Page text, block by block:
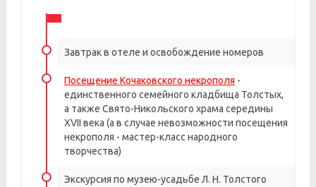
Завтрак в отеле и освобождение номеров
Посещение Кочаковского некрополя -
единственного семейного кладбища Толстых,
а также Свято-Никольского храма середины
XVII века (а в случае невозможности посещения
некрополя - мастер-класс народного
творчества)
Экскурсия по музею-усадьбе Л. Н. Толстого